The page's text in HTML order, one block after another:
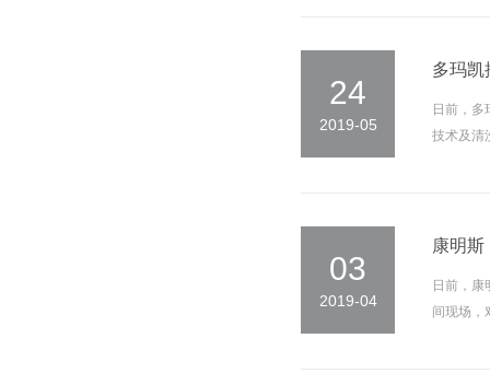
24
2019-05
多玛凯
日前，
技术及清
03
2019-04
康明
日前，
间现场，